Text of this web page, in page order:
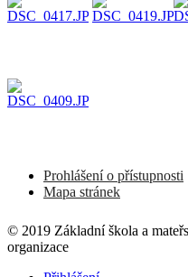
Prohlášení o přístupnosti
Mapa stránek
© 2019 Základní škola a
organizace